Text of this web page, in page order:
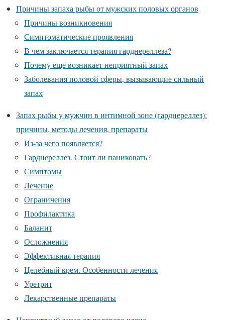
Причины запаха рыбы от мужских половых органов
Причины возникновения
Симптоматические проявления
В чем заключается терапия гарднереллеза?
Почему еще возникает неприятный запах
Заболевания половой сферы, вызывающие сильный
запах
Запах рыбы у мужчин в интимной зоне (гарднереллез):
причины, методы лечения, препараты
Из-за чего появляется?
Гарднереллез. Стоит ли паниковать?
Симптомы
Лечение
Ограничения
Профилактика
Баланит
Осложнения
Эффективная терапия
Целебный крем. Особенности лечения
Уретрит
Лекарственные препараты